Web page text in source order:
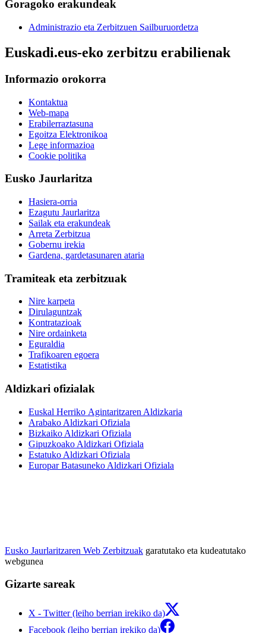
Goragoko erakundeak
Administrazio eta Zerbitzuen Sailburuordetza
Euskadi.eus-eko zerbitzu erabilienak
Informazio orokorra
Kontaktua
Web-mapa
Erabilerraztasuna
Egoitza Elektronikoa
Lege informazioa
Cookie politika
Eusko Jaurlaritza
Hasiera-orria
Ezagutu Jaurlaritza
Sailak eta erakundeak
Arreta Zerbitzua
Gobernu irekia
Gardena, gardetasunaren ataria
Tramiteak eta zerbitzuak
Nire karpeta
Dirulaguntzak
Kontratazioak
Nire ordainketa
Eguraldia
Trafikoaren egoera
Estatistika
Aldizkari ofizialak
Euskal Herriko Agintaritzaren Aldizkaria
Arabako Aldizkari Ofiziala
Bizkaiko Aldizkari Ofiziala
Gipuzkoako Aldizkari Ofiziala
Estatuko Aldizkari Ofiziala
Europar Batasuneko Aldizkari Ofiziala
Eusko Jaurlaritzaren Web Zerbitzuak garatutako eta kudeatutako
webgunea
Gizarte sareak
X - Twitter (leiho berrian irekiko da)
Facebook (leiho berrian irekiko da)